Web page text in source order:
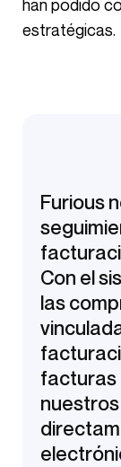
han podido
estratégicas.
Furious nos permite tener un
Con el
las
facturas